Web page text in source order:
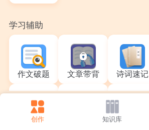
学习辅助
作文破题 文章带背 诗词速记
成语大师
创作 知识库